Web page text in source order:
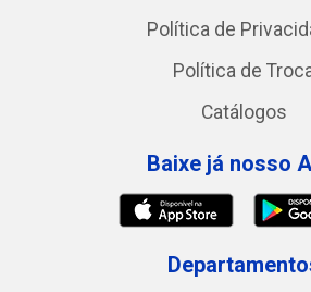
Política de
Política de
Catálogos
Baixe já nosso